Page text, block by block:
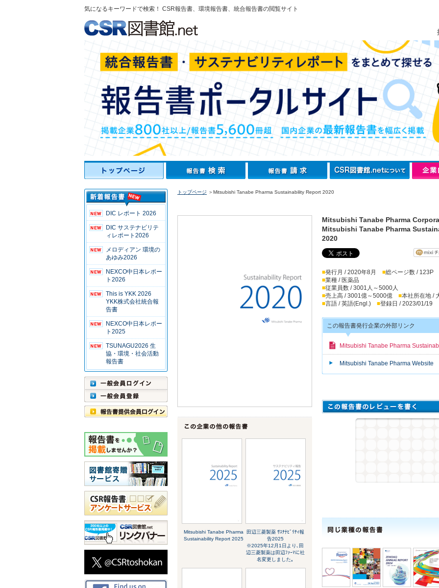
気になるキーワードで検索！ CSR報告書、環境報告書、統合報告書の閲覧サイト
DIC レポート 2026
DIC サステナビリテ
ィレポート2026
メロディアン 環境の
あゆみ2026
NEXCO中日本レポー
ト2026
This is YKK 2026
YKK株式会社統合報
告書
NEXCO中日本レポー
ト2025
TSUNAGU2026 生
協・環境・社会活動
報告書
トップページ ＞Mitsubishi Tanabe Pharma Sustainability Report 2020
Mitsubishi Tanabe Pharma
Sustainability Report 2025
田辺三菱製薬 ｻｽﾃﾅﾋﾞﾘﾃｨ報
告2025
※2025年12月1日より､田
辺三菱製薬は田辺ﾌｧｰﾏに社
名変更しました｡
Mitsubishi Tanabe Pharma
Mitsubishi Tanabe Pharma
2020
■発行月 / 2020年8月 ■総ページ数 / 123P
■業種 / 医薬品
■従業員数 / 3001人～5000人
■売上高 / 3001億～5000億 ■本社所在地 /
■言語 / 英語(Engl.) ■登録日 / 2023/01/19
この報告書発行企業の外部リンク
Mitsubishi Tanabe Pharma
Mitsubishi Tanabe Pharma Website